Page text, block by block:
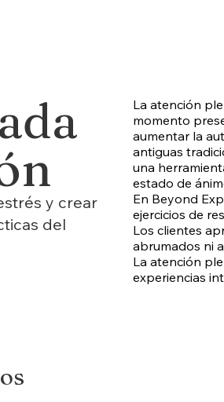
y crear
del
La atención
momento
aumentar la
antiguas
una
estado de
En Beyond
ejercicios de
Los clientes
abrumados ni
La atención
experiencias